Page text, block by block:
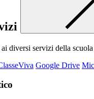
diversi servizi della
Google Drive